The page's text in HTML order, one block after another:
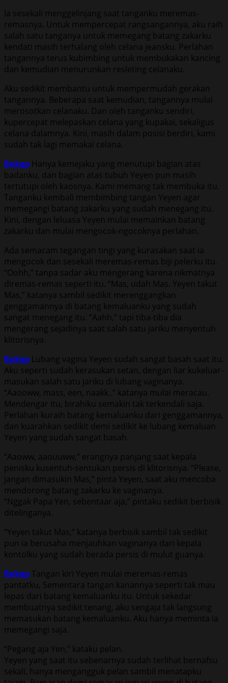
Ia sesekali menggelinjang saat tanganku meremas-
remasnya. Untuk mempercepat rangsangannya, aku raih
salah satu tanganya untuk memegang batang zakarku
kendati masih terhalang oleh celana jeansku. Perlahan
tangannya terus kubimbing untuk membukakan kancing
dan kemudian menurunkan resleting celanaku.
Aku sedikit membantu untuk mempermudah gerakan
tangannya. Beberapa saat kemudian, tangannya mulai
merosotkan celanaku. Dan oleh tanganku sendiri,
kupercepat melepaskan celana yang kupakai, sekaligus
celana dalamnya. Kini, masih dalam posisi berdiri, kami
sudah tak lagi memakai celana.
Bokep Hanya kemejaku yang menutupi bagian atas
badanku, dan bagian atas tubuh Yeyen pun masih
tertutupi oleh kaosnya. Kami memang tak membuka itu.
Tanganku kembali membimbing tangan Yeyen agar
memegangi batang zakarku yang sudah menegang itu.
Kini, dengan leluasa Yeyen mulai memainkan batang
zakarku dan mulai mengocok-ngocoknya perlahan.
Ada semacam tegangan tingi yang kurasakan saat ia
mengocok dan sesekali meremas-remas biji pelerku itu.
“Oohh,” tanpa sadar aku mengerang karena nikmatnya
diremas-remas seperti itu. “Mas, udah Mas. Yeyen takut
Mas,” katanya sambil sedikit merenggangkan
genggamannya di batang kemaluanku yang sudah
sangat menegang itu. “Aahh,” tapi tiba-tiba dia
mengerang sejadinya saat salah satu jariku menyentuh
klitorisnya.
Bokep Lubang vagina Yeyen sudah sangat basah saat itu.
Aku seperti sudah kerasukan setan, dengan liar kukeluar-
masukan salah satu jariku di lubang vaginanya.
“Aaooww, mass, een, naakk..” katanya mulai meracau.
Mendengar itu, birahiku semakin tak terkendali saja.
Perlahan kuraih batang kemaluanku dari genggamannya,
dan kuarahkan sedikit demi sedikit ke lubang kemaluan
Yeyen yang sudah sangat basah.
“Aaoww, aaouuww,” erangnya panjang saat kepala
penisku kusentuh-sentukan persis di klitorisnya. “Please,
jangan dimasukin Mas,” pinta Yeyen, saat aku mencoba
mendorong batang zakarku ke vaginanya.
“Nggak Papa Yen, sebentaar aja,” pintaku sedikit berbisik
ditelinganya.
“Yeyen takut Mas,” katanya berbisik sambil tak sedikit
pun ia berusaha menjauhkan vaginanya dari kepala
kontolku yang sudah berada persis di mulut guanya.
Bokep Tangan kiri Yeyen mulai meremas-remas
pantatku, Sementara tangan kanannya seperti tak mau
lepas dari batang kemaluanku itu. Untuk sekedar
membuatnya sedikit tenang, aku sengaja tak langsung
memasukan batang kemaluanku. Aku hanya meminta ia
memegangi saja.
“Pegang aja Yen,” kataku pelan.
Yeyen yang saat itu sebenarnya sudah terlihat bernafsu
sekali, hanya mengangguk pelan sambil menatapku